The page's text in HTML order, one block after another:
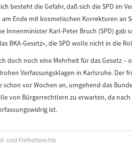
besteht die Gefahr, daß sich die SPD im
am Ende mit kosmetischen Korrekturen an
Innenminister Karl-Peter Bruch (SPD) gab
BKA-Gesetz«, die SPD wolle nicht in die
doch noch eine Mehrheit für das Gesetz –
Verfassungsklagen in Karlsruhe. Der
schon vor Wochen an, umgehend das
von Bürgerrechtlern zu erwarten, da
ist.
und Freiheitsrechte